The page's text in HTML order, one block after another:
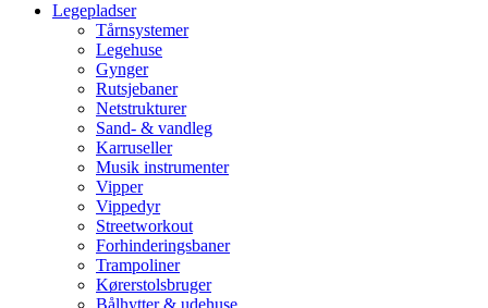
Legepladser
Tårnsystemer
Legehuse
Gynger
Rutsjebaner
Netstrukturer
Sand- & vandleg
Karruseller
Musik instrumenter
Vipper
Vippedyr
Streetworkout
Forhinderingsbaner
Trampoliner
Kørerstolsbruger
Bålhytter & udehuse